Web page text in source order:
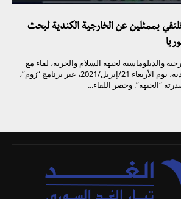
بممثلين عن الخارجية الكندية لبحث
والدبلوماسية لجبهة السلام والحرية، لقاء مع
ممثلين عن الخارجية الكندية، يوم الأربعاء 21/إبريل/2021، عبر برنامج “زوم”،
“الجبهة”. وحضر اللقاء...